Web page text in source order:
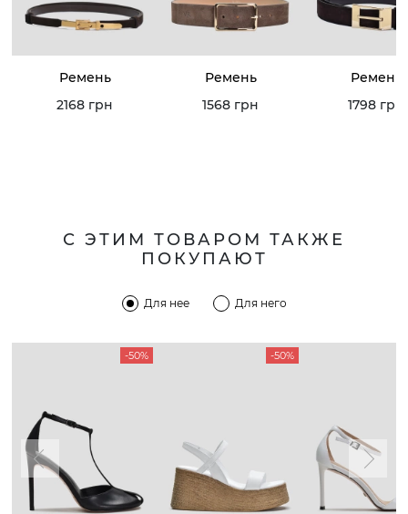
Ремень
2168 грн
Ремень
1568 грн
Ремень
1798 грн
С ЭТИМ ТОВАРОМ ТАКЖЕ
ПОКУПАЮТ
Для нее Для него
-50% -50%